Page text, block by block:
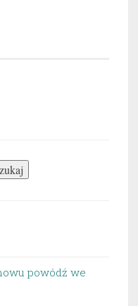
powódź we